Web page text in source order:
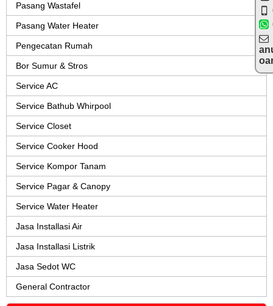
Pasang Wastafel
Pasang Water Heater
Pengecatan Rumah
Bor Sumur & Stros
Service AC
Service Bathub Whirpool
Service Closet
Service Cooker Hood
Service Kompor Tanam
Service Pagar & Canopy
Service Water Heater
Jasa Installasi Air
Jasa Installasi Listrik
Jasa Sedot WC
General Contractor